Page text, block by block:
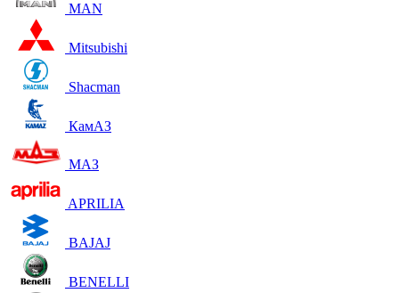
MAN
Mitsubishi
Shacman
КамАЗ
МАЗ
APRILIA
BAJAJ
BENELLI